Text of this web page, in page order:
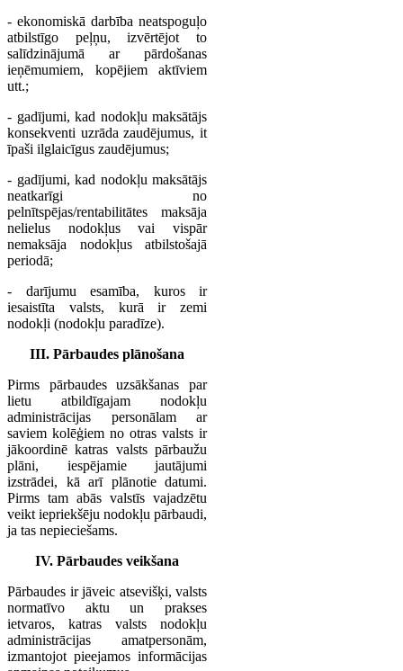
- ekonomiskā darbība neatspoguļo
atbilstīgo peļņu, izvērtējot to
salīdzinājumā ar pārdošanas
ieņēmumiem, kopējiem aktīviem
utt.;
- gadījumi, kad nodokļu maksātājs
konsekventi uzrāda zaudējumus, it
īpaši ilglaicīgus zaudējumus;
- gadījumi, kad nodokļu maksātājs
neatkarīgi no
pelnītspējas/rentabilitātes maksāja
nelielus nodokļus vai vispār
nemaksāja nodokļus atbilstošajā
periodā;
- darījumu esamība, kuros ir
iesaistīta valsts, kurā ir zemi
nodokļi (nodokļu paradīze).
III. Pārbaudes plānošana
Pirms pārbaudes uzsākšanas par
lietu atbildīgajam nodokļu
administrācijas personālam ar
saviem kolēģiem no otras valsts ir
jākoordinē katras valsts pārbaužu
plāni, iespējamie jautājumi
izstrādei, kā arī plānotie datumi.
Pirms tam abās valstīs vajadzētu
veikt iepriekšēju nodokļu pārbaudi,
ja tas nepieciešams.
IV. Pārbaudes veikšana
Pārbaudes ir jāveic atsevišķi, valsts
normatīvo aktu un prakses
ietvaros, katras valsts nodokļu
administrācijas amatpersonām,
izmantojot pieejamos informācijas